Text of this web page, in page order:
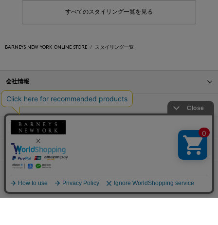
すべてのスタイリング一覧を見る
BARNEYS NEW YORK ONLINE STORE スタイリング一覧
会社情報
オンラインストアショッピングガイド
店舗情報
サービス